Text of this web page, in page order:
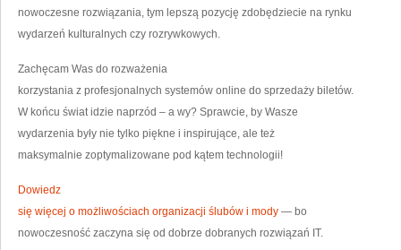
nowoczesne rozwiązania, tym lepszą pozycję zdobędziecie na rynku
wydarzeń kulturalnych czy rozrywkowych.
Zachęcam Was do rozważenia
korzystania z profesjonalnych systemów online do sprzedaży biletów.
W końcu świat idzie naprzód – a wy? Sprawcie, by Wasze
wydarzenia były nie tylko piękne i inspirujące, ale też
maksymalnie zoptymalizowane pod kątem technologii!
Dowiedz
się więcej o możliwościach organizacji ślubów i mody — bo
nowoczesność zaczyna się od dobrze dobranych rozwiązań IT.